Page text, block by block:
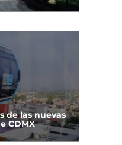
de las nuevas
CDMX